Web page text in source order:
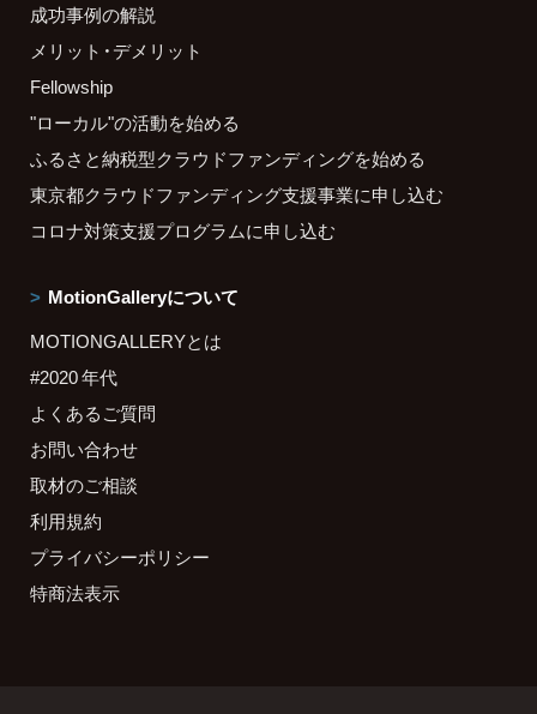
成功事例の解説
メリット・デメリット
Fellowship
"ローカル"の活動を始める
ふるさと納税型クラウドファンディングを始める
東京都クラウドファンディング支援事業に申し込む
コロナ対策支援プログラムに申し込む
MotionGalleryについて
MOTIONGALLERYとは
#2020 年代
よくあるご質問
お問い合わせ
取材のご相談
利用規約
プライバシーポリシー
特商法表示